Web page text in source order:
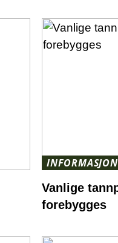
INFORMASJON
Vanlige
forebygges